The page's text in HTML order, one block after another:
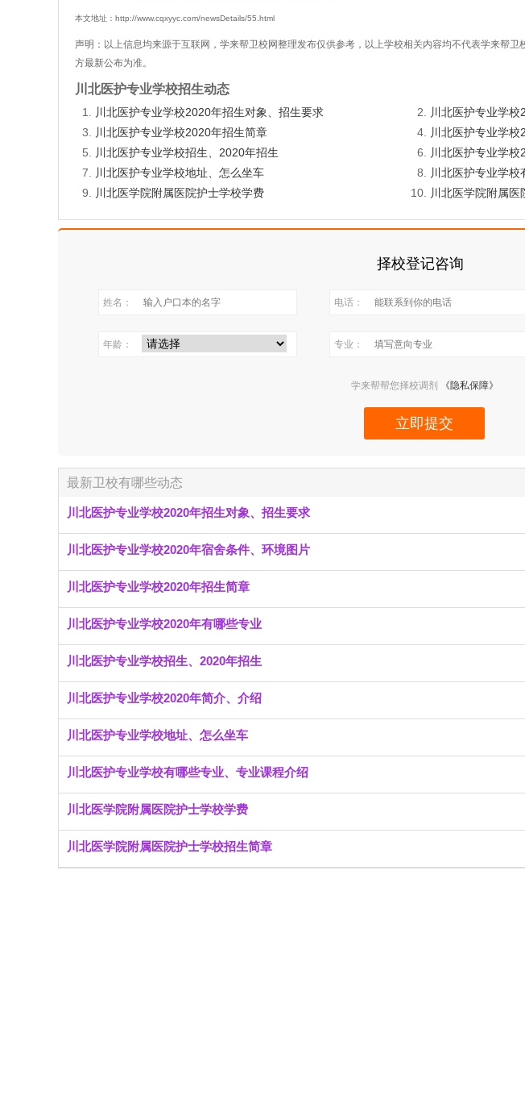
本文地址：http://www.cqxyyc.com/newsDetails/55.html
声明：以上信息均来源于互联网，学来帮卫校网整理发布仅供参考，以上学校相关内容均不代表学来帮
方最新公布为准。
川北医护专业学校招生动态
川北医护专业学校2020年招生对象、招生要求
川北医护专业学
川北医护专业学校2020年招生简章
川北医护专业学
川北医护专业学校招生、2020年招生
川北医护专业学
川北医护专业学校地址、怎么坐车
川北医护专业学
川北医学院附属医院护士学校学费
川北医学院附属
择校登记咨询
姓名： 电话：
年龄： 专业：
学来帮帮您择校调剂 《隐私保障》
立即提交
最新卫校有哪些动态
川北医护专业学校2020年招生对象、招生要求
川北医护专业学校2020年宿舍条件、环境图片
川北医护专业学校2020年招生简章
川北医护专业学校2020年有哪些专业
川北医护专业学校招生、2020年招生
川北医护专业学校2020年简介、介绍
川北医护专业学校地址、怎么坐车
川北医护专业学校有哪些专业、专业课程介绍
川北医学院附属医院护士学校学费
川北医学院附属医院护士学校招生简章